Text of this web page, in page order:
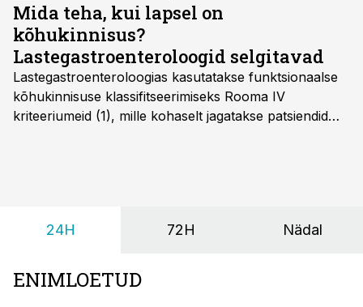
Mida teha, kui lapsel on
kõhukinnisus?
Lastegastroenteroloogid selgitavad
Lastegastroenteroloogias kasutatakse funktsionaalse
kõhukinnisuse klassifitseerimiseks Rooma IV
kriteeriumeid (1), mille kohaselt jagatakse patsiendid
24H 72H Nädal
ENIMLOETUD